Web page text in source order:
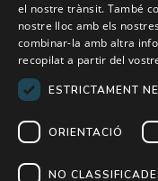
Els
el nostre trànsit. També
nostre lloc amb els
combinar-la amb altra
recopilat a partir del
ESTRICTAMENT
ORIENTACIÓ
NO